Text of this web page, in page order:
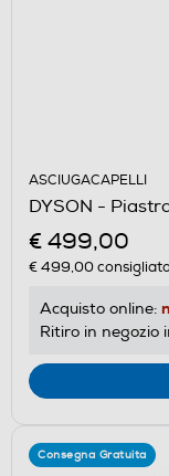
ASCIUGACAPELLI
DYSON -
€ 499,00
€ 499,00
Acquisto online:
Ritiro in negozio
Consegna Gratuita